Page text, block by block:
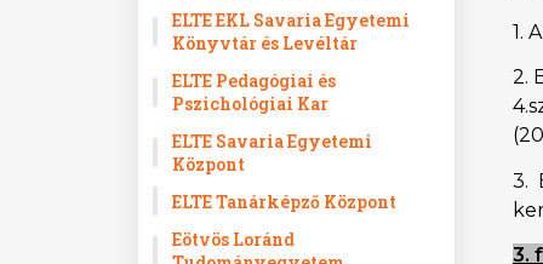
ELTE EKL Savaria Egyetemi
Könyvtár és Levéltár
ELTE Pedagógiai és
Pszichológiai Kar
ELTE Savaria Egyetemi
Központ
ELTE Tanárképző Központ
Eötvös Loránd
1.
2.
3.
3.